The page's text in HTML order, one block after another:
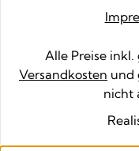
Alle Preise
Versandkosten und
nicht